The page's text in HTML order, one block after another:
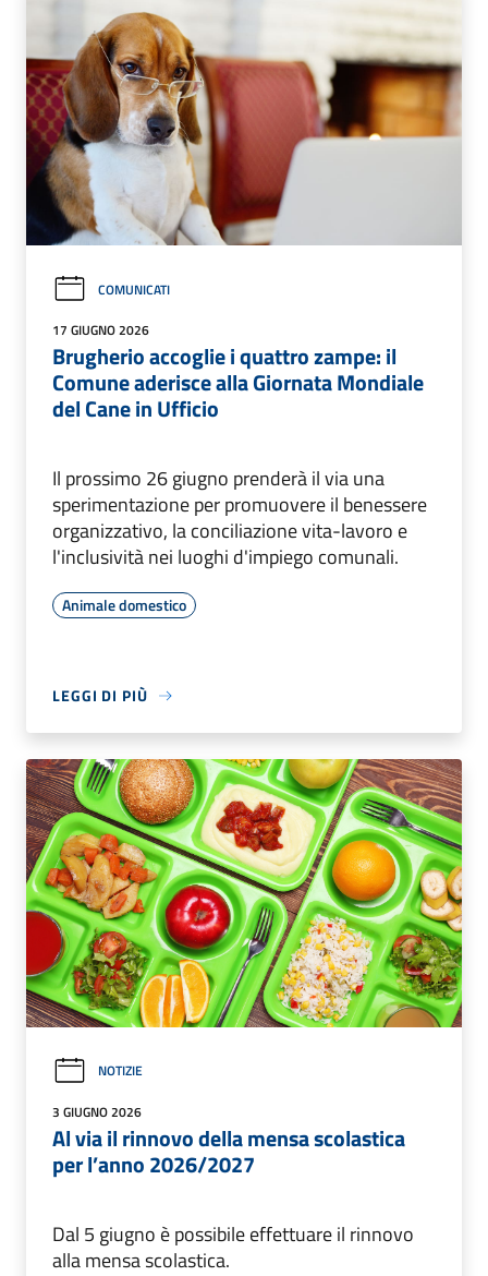
COMUNICATI
17 GIUGNO 2026
Brugherio accoglie i quattro zampe: il
Comune aderisce alla Giornata Mondiale
del Cane in Ufficio
Il prossimo 26 giugno prenderà il via una
sperimentazione per promuovere il benessere
organizzativo, la conciliazione vita-lavoro e
l'inclusività nei luoghi d'impiego comunali.
Animale domestico
LEGGI DI PIÙ
NOTIZIE
3 GIUGNO 2026
Al via il rinnovo della mensa scolastica
per l’anno 2026/2027
Dal 5 giugno è possibile effettuare il rinnovo
alla mensa scolastica.